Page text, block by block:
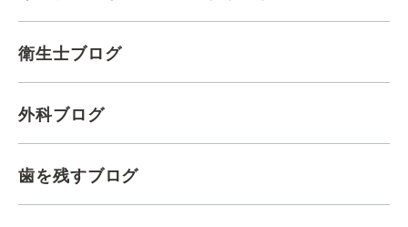
衛生士ブログ
外科ブログ
歯を残すブログ